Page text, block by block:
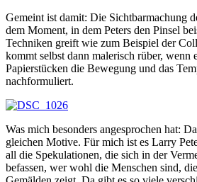
Gemeint ist damit: Die Sichtbarmachung
dem Moment, in dem Peters den Pinsel
Techniken greift wie zum Beispiel der
kommt selbst dann malerisch rüber, wenn
Papierstücken die Bewegung und das
nachformuliert.
Was mich besonders angesprochen hat:
gleichen Motive. Für mich ist es Larry
all die Spekulationen, die sich in der
befassen, wer wohl die Menschen sind,